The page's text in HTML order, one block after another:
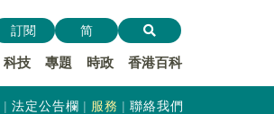
科技 專題 時政 香港百科
訂閱 简
法定公告欄 服務 聯絡我們